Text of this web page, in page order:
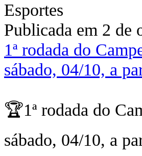
Esportes
Publicada em 2 de
1ª rodada do
sábado, 04/10, a
🏆1ª rodada do
sábado, 04/10, a